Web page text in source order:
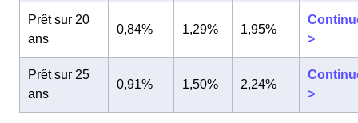
Prêt sur 20
ans
0,84% 1,29% 1,95%
>
Prêt sur 25
ans
0,91% 1,50% 2,24%
>